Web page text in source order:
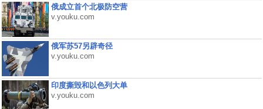
俄成立首个北极防空营
v.youku.com
俄军苏57另辟奇径
v.youku.com
印度撕毁和以色列大单
v.youku.com